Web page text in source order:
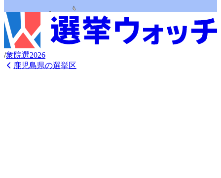
/衆院選2026
鹿児島県の選挙区